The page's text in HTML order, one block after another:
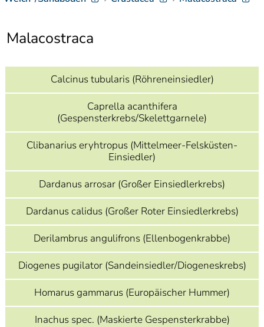
7]
Malacostraca
Calcinus tubularis (Röhreneinsiedler)
Caprella acanthifera
(Gespensterkrebs/Skelettgarnele)
Clibanarius eryhtropus (Mittelmeer-Felsküsten-
Einsiedler)
Dardanus arrosar (Großer Einsiedlerkrebs)
Dardanus calidus (Großer Roter Einsiedlerkrebs)
Derilambrus angulifrons (Ellenbogenkrabbe)
Diogenes pugilator (Sandeinsiedler/Diogeneskrebs)
Homarus gammarus (Europäischer Hummer)
Inachus spec. (Maskierte Gespensterkrabbe)